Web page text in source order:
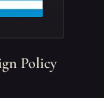
Policy